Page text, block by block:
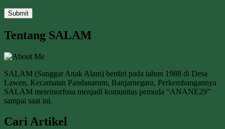
Tentang SALAM
SALAM (Sanggar Anak Alam) berdiri pada tahun 1988 di Desa
Lawen, Kecamatan Pandanarum, Banjarnegara, Perkembangannya
SALAM metemorfosa menjadi komunitas pemuda “ANANE29”
sampai saat ini.
Cari Artikel